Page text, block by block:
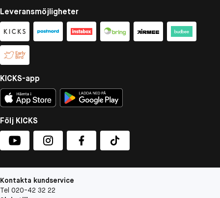
Leveransmöjligheter
KICKS-app
Följ KICKS
Kontakta kundservice
Tel 020-42 32 22